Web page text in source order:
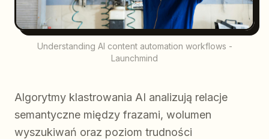
Understanding AI content automation workflows -
Launchmind
Algorytmy klastrowania AI analizują relacje
semantyczne między frazami, wolumen
wyszukiwań oraz poziom trudności